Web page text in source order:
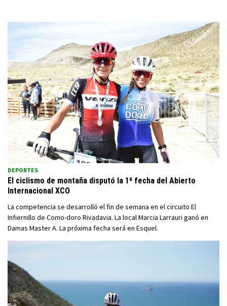
DEPORTES
El ciclismo de montaña disputó la 1ª fecha del Abierto
Internacional XCO
La competencia se desarrolló el fin de semana en el circuito El
Infiernillo de Como-doro Rivadavia. La local Marcia Larrauri ganó en
Damas Master A. La próxima fecha será en Esquel.